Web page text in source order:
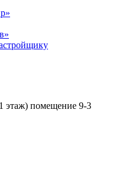
этаж) помещение 9-3